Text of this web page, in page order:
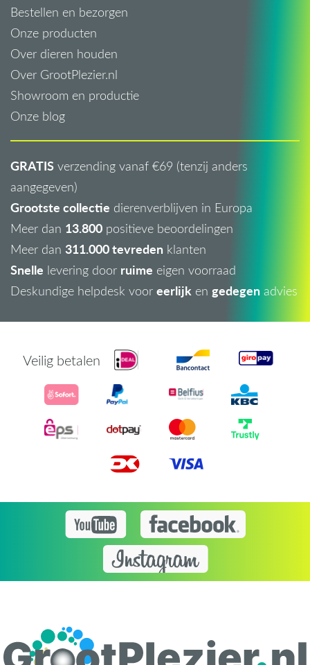
Bestellen en bezorgen
Onze producten
Over dieren houden
Over GrootPlezier.nl
Showroom en productie
Onze blog
GRATIS verzending vanaf €69 (tenzij anders
aangegeven)
Grootste collectie dierenverblijven in Europa
Meer dan 13.800 positieve beoordelingen
Meer dan 311.000 tevreden klanten
Snelle levering door ruime eigen voorraad
Deskundige helpdesk voor eerlijk en gedegen advies
Veilig betalen